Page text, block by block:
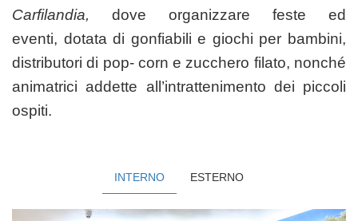
Carfilandia, dove organizzare feste ed
eventi, dotata di gonfiabili e giochi per bambini,
distributori di pop- corn e zucchero filato, nonché
animatrici addette all’intrattenimento dei piccoli
ospiti.
INTERNO ESTERNO